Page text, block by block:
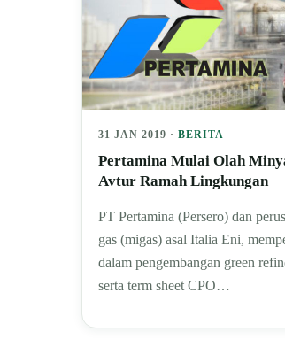
31 JAN 2019 · BERITA
Pertamina Mulai Olah
Avtur Ramah Lingkungan
PT Pertamina (Persero) dan
gas (migas) asal Italia Eni,
dalam pengembangan green
serta term sheet CPO…